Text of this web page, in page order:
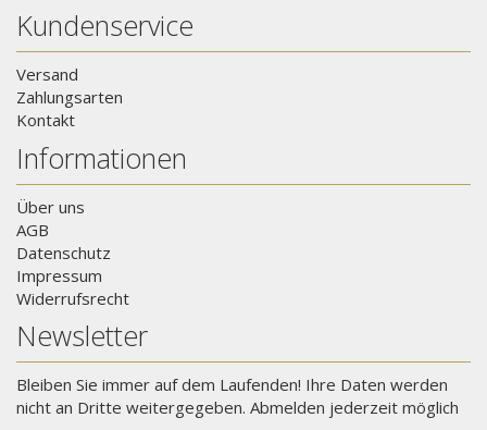
Kundenservice
Versand
Zahlungsarten
Kontakt
Informationen
Über uns
AGB
Datenschutz
Impressum
Widerrufsrecht
Newsletter
Bleiben Sie immer auf dem Laufenden! Ihre Daten werden
nicht an Dritte weitergegeben. Abmelden jederzeit möglich